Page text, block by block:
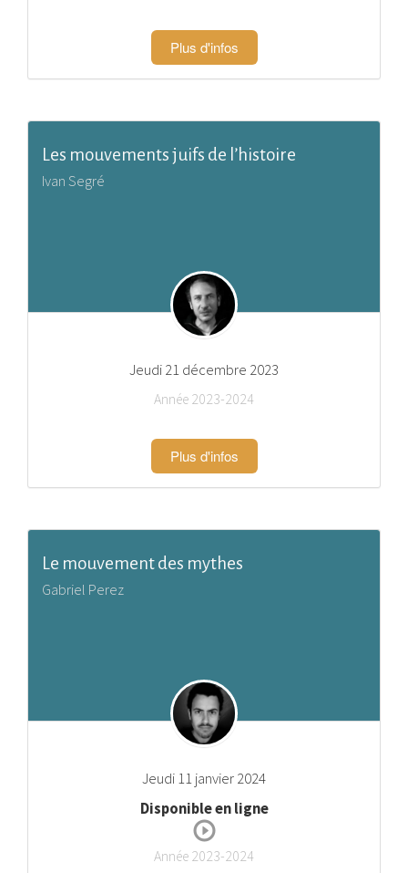
Plus d'infos
Les mouvements juifs de l’histoire
Ivan Segré
Jeudi 21 décembre 2023
Année 2023-2024
Plus d'infos
Le mouvement des mythes
Gabriel Perez
Jeudi 11 janvier 2024
Disponible en ligne
Année 2023-2024